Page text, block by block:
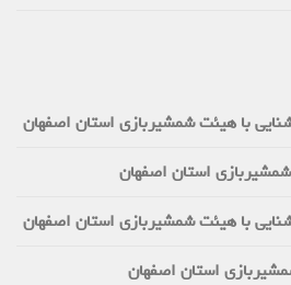
با هیئت شمشیربازی استان اصفهان
استان اصفهان
با هیئت شمشیربازی استان اصفهان
استان اصفهان